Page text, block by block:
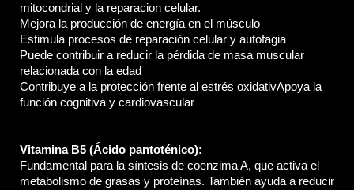
mitocondrial y la reparacion celular.
Mejora la producción de energía en el músculo
Estimula procesos de reparación celular y autofagia
Puede contribuir a reducir la pérdida de masa muscular
relacionada con la edad
Contribuye a la protección frente al estrés oxidativApoya la
función cognitiva y cardiovascular
Vitamina B5 (Ácido pantoténico):
Fundamental para la síntesis de coenzima A, que activa el
metabolismo de grasas y proteínas. También ayuda a reducir